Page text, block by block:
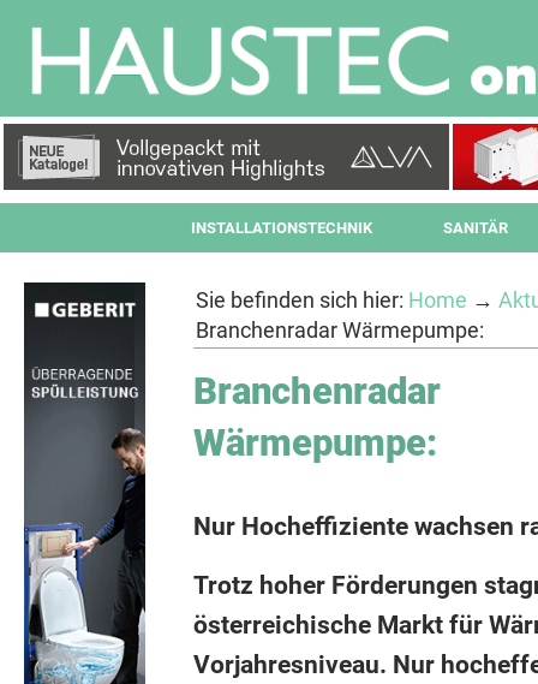
INSTALLATIONSTECHNIK SANITÄR
Sie befinden sich hier: Home →
Branchenradar Wärmepumpe:
Branchenradar
Wärmepumpe:
Nur Hocheffiziente wachsen
Trotz hoher Förderungen
österreichische Markt für
Vorjahresniveau. Nur